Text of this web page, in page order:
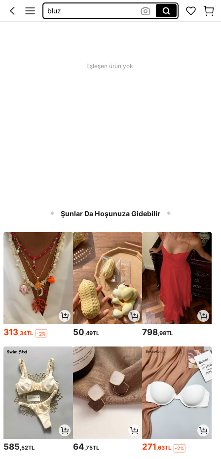
bluz
Eşleşen ürün yok.
Şunlar Da Hoşunuza Gidebilir
313 ,34TL -2% 50 ,49TL 798 ,98TL
585,52TL 64,75TL 271,63TL -2%